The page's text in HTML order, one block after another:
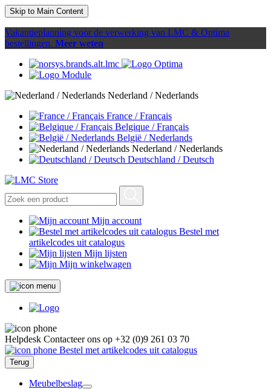
Skip to Main Content
Vakantieplanning voor de verwerking van LMC & Optima
bestellingen. Meer weten
Nederland / Nederlands
France / Français
Belgique / Français
België / Nederlands
Nederland / Nederlands
Deutschland / Deutsch
Mijn account
Bestel met
artikelcodes uit catalogus
Mijn lijsten
Mijn winkelwagen
Helpdesk Contacteer ons op +32 (0)9 261 03 70
Bestel met artikelcodes uit catalogus
Terug
Meubelbeslag